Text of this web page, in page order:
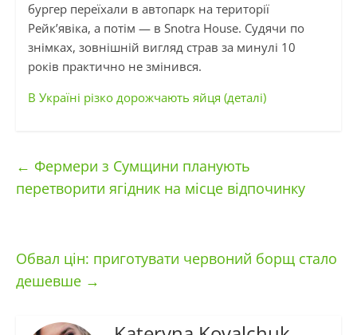
бургер переїхали в автопарк на території
Рейк’явіка, а потім — в Snotra House. Судячи по
знімках, зовнішній вигляд страв за минулі 10
років практично не змінився.
В Україні різко дорожчають яйця (деталі)
← Фермери з Сумщини планують
перетворити ягідник на місце відпочинку
Обвал цін: приготувати червоний борщ стало
дешевше →